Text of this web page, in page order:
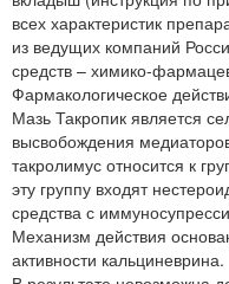
всех характеристик
из ведущих компаний
средств – химико-
Фармакологическое
Мазь Такропик является
высвобождения
такролимус относится к
эту группу входят
средства с
Механизм действия
активности кальциневрина.